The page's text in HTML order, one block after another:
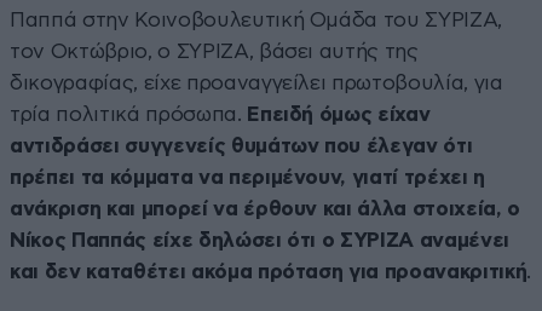
Παππά στην Κοινοβουλευτική Ομάδα του ΣΥΡΙΖΑ,
τον Οκτώβριο, ο ΣΥΡΙΖΑ, βάσει αυτής της
δικογραφίας, είχε προαναγγείλει πρωτοβουλία, για
τρία πολιτικά πρόσωπα. Επειδή όμως είχαν
αντιδράσει συγγενείς θυμάτων που έλεγαν ότι
πρέπει τα κόμματα να περιμένουν, γιατί τρέχει η
ανάκριση και μπορεί να έρθουν και άλλα στοιχεία, ο
Νίκος Παππάς είχε δηλώσει ότι ο ΣΥΡΙΖΑ αναμένει
και δεν καταθέτει ακόμα πρόταση για προανακριτική.